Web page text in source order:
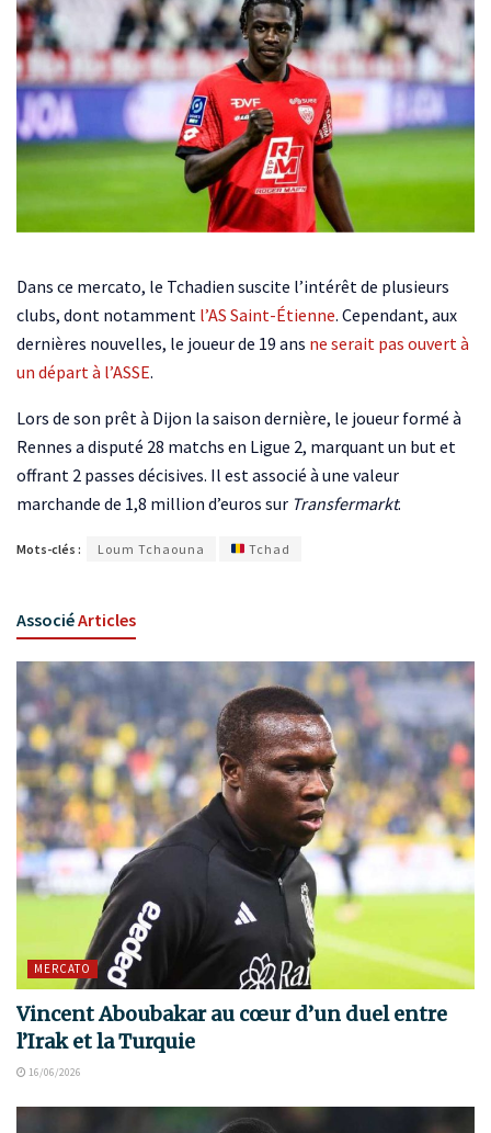
Dans ce mercato, le Tchadien suscite l’intérêt de plusieurs
clubs, dont notamment l’AS Saint-Étienne. Cependant, aux
dernières nouvelles, le joueur de 19 ans ne serait pas ouvert à
un départ à l’ASSE.
Lors de son prêt à Dijon la saison dernière, le joueur formé à
Rennes a disputé 28 matchs en Ligue 2, marquant un but et
offrant 2 passes décisives. Il est associé à une valeur
marchande de 1,8 million d’euros sur Transfermarkt.
Mots-clés : Loum Tchaouna Tchad
AssociéArticles
MERCATO
Vincent Aboubakar au cœur d’un duel entre
l’Irak et la Turquie
16/06/2026